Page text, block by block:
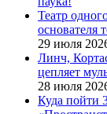
Театр
основателя
29 июля
Линч,
цепляет
28 июля
Куда пойти